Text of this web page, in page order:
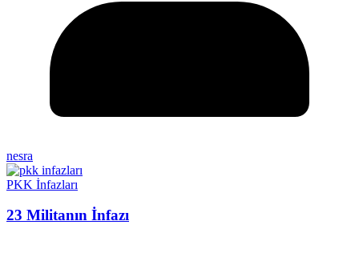
nesra
PKK İnfazları
23 Militanın İnfazı